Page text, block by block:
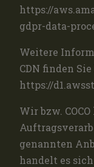
https://
gdpr-data-
Weitere
CDN finden
https://
Wir bzw.
genannten
handelt es